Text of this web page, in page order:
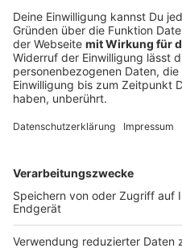
ist wohl "das gröbste"
in Krefeld, als auch im
Feuerwehren bei uns.
Wenn Ihr könnt, dann bleibt
können immer noch Äste
Umfahrt überflutete
dem PKW zu passieren.
Auto dann nicht mehr an.